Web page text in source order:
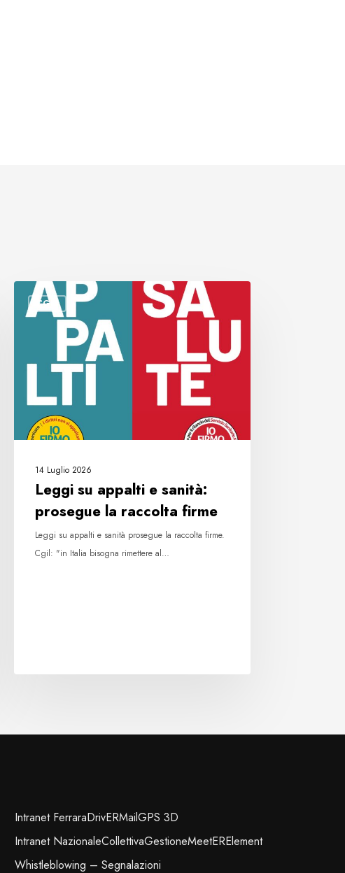
CGIL
Leggi
sanità:
raccolta
firme
14 Luglio 2026
Leggi su appalti e sanità:
prosegue la raccolta firme
Leggi su appalti e sanità prosegue la raccolta firme.
Cgil: "in Italia bisogna rimettere al…
Intranet FerraraDrivERMailGPS 3D
Intranet NazionaleCollettivaGestioneMeetERElement
Whistleblowing – Segnalazioni